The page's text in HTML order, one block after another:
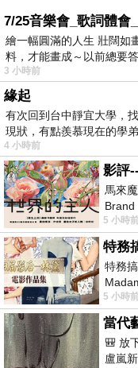
7/25音樂會_歌詞體會
繪一幅圓滿的人生 壯闊如
料，才能畫成～以前總要
在教
3 小時前
緣起
有次回到台中靜宜大學，
現狀，有點羨慕現在的學
4 小時前
馬來
之】
5 小時
特務
劇本
5 小時
🎒 放
盧嵐